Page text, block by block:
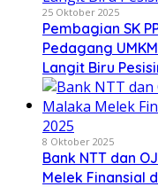
25 Oktober 2025
Pembagian SK
Pedagang
Langit Biru
8 Oktober 2025
Bank NTT dan
Melek Finansial